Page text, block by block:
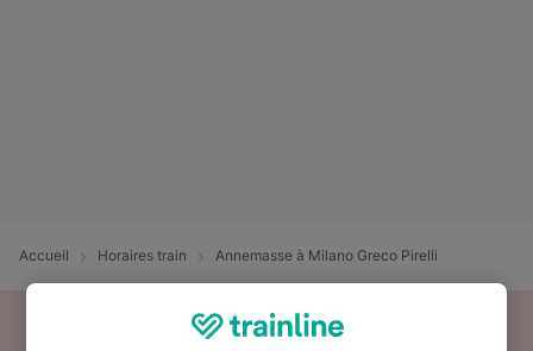
Accueil Horaires train Annemasse à Milano Greco Pirelli